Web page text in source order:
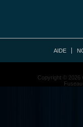
AIDE
Copyright © 2026